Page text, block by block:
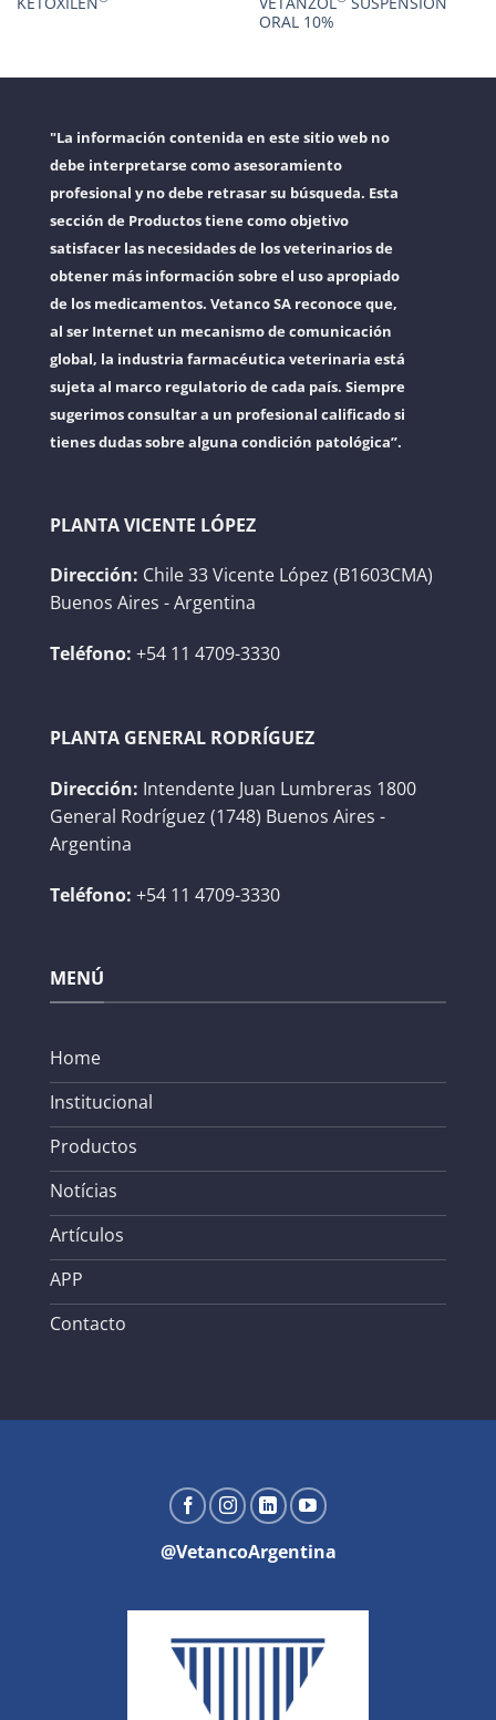
ORAL 10%
"La información contenida en este sitio web no
debe interpretarse como asesoramiento
profesional y no debe retrasar su búsqueda. Esta
sección de Productos tiene como objetivo
satisfacer las necesidades de los veterinarios de
obtener más información sobre el uso apropiado
de los medicamentos. Vetanco SA reconoce que,
al ser Internet un mecanismo de comunicación
global, la industria farmacéutica veterinaria está
sujeta al marco regulatorio de cada país. Siempre
sugerimos consultar a un profesional calificado si
tienes dudas sobre alguna condición patológica”.
PLANTA VICENTE LÓPEZ
Dirección: Chile 33 Vicente López (B1603CMA)
Buenos Aires - Argentina
Teléfono: +54 11 4709-3330
PLANTA GENERAL RODRÍGUEZ
Dirección: Intendente Juan Lumbreras 1800
General Rodríguez (1748) Buenos Aires -
Argentina
Teléfono: +54 11 4709-3330
MENÚ
Home
Institucional
Productos
Notícias
Artículos
APP
Contacto
@VetancoArgentina